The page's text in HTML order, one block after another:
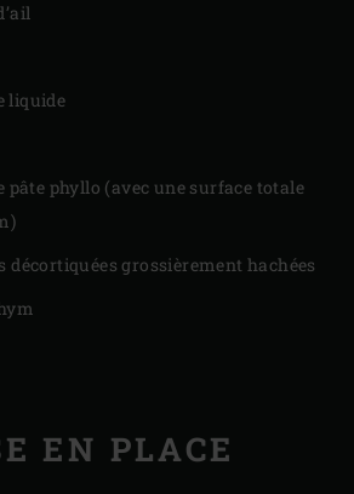
liquide
pâte phyllo (avec une surface totale
décortiquées grossièrement hachées
EN PLACE